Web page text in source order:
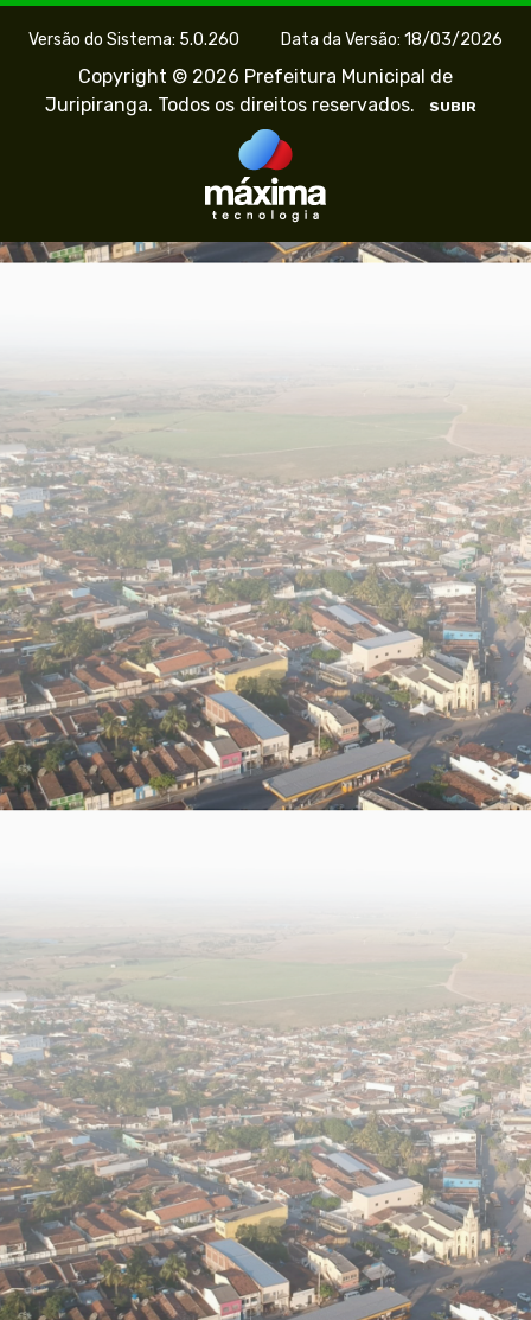
Versão do Sistema: 5.0.260 Data da Versão: 18/03/2026
Copyright © 2026 Prefeitura Municipal de
Juripiranga. Todos os direitos reservados.
SUBIR